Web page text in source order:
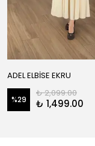
ADEL ELBİSE EKRU
%29
₺ 2,099.00
₺ 1,499.00